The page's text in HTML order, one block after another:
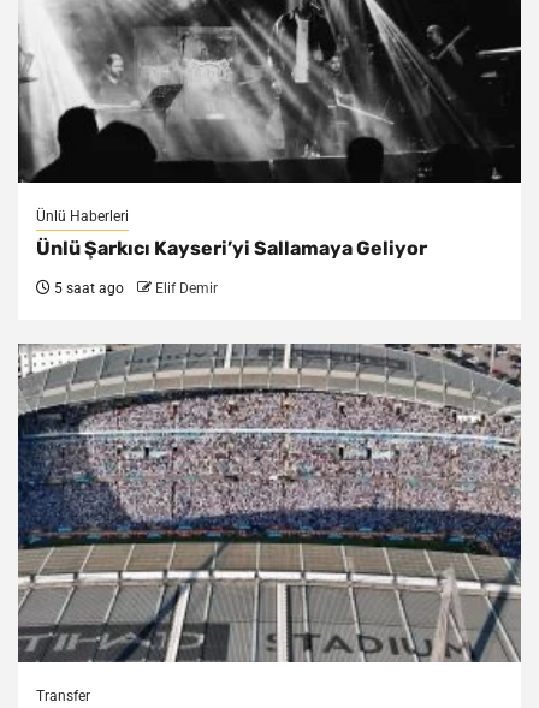
Ünlü Haberleri
Ünlü Şarkıcı Kayseri’yi Sallamaya Geliyor
5 saat ago Elif Demir
Transfer